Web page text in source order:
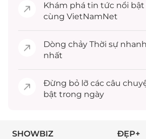
Khám phá tin tức nổi
cùng VietNamNet
Dòng chảy Thời sự
nhất
Đừng bỏ lỡ các câu
bật trong ngày
SHOWBIZ ĐẸP+